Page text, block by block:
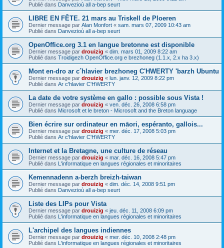
Publié dans Danvezioù all a-bep seurt
LIBRE EN FÊTE. 21 mars au Triskell de Ploeren
Dernier message par Alan Monfort « sam. mars 07, 2009 10:43 am
Publié dans Danvezioù all a-bep seurt
OpenOffice.org 3.1 en langue bretonne est disponible
Dernier message par drouizig « dim. mars 01, 2009 8:22 am
Publié dans Troidigezh OpenOffice.org e brezhoneg (1.1.x, 2.x ha 3.x)
Mont en-dro ar c´hlavier brezhoneg C'HWERTY 'barzh Ubuntu
Dernier message par drouizig « lun. janv. 12, 2009 8:22 pm
Publié dans Ar c'hlavier C'HWERTY
La date de votre système en gallo : possible sous Vista !
Dernier message par drouizig « ven. déc. 26, 2008 6:58 pm
Publié dans Microsoft et le breton - Microsoft and the Breton language
Bien écrire sur ordinateur en māori, espéranto, gallois...
Dernier message par drouizig « mer. déc. 17, 2008 5:03 pm
Publié dans Ar c'hlavier C'HWERTY
Internet et la Bretagne, une culture de réseau
Dernier message par drouizig « mar. déc. 16, 2008 5:47 pm
Publié dans L'informatique en langues régionales et minoritaires
Kemennadenn a-berzh breizh-taiwan
Dernier message par drouizig « dim. déc. 14, 2008 9:51 pm
Publié dans Danvezioù all a-bep seurt
Liste des LIPs pour Vista
Dernier message par drouizig « jeu. déc. 11, 2008 6:09 pm
Publié dans L'informatique en langues régionales et minoritaires
L'archipel des langues indiennes
Dernier message par drouizig « mer. déc. 10, 2008 2:48 pm
Publié dans L'informatique en langues régionales et minoritaires